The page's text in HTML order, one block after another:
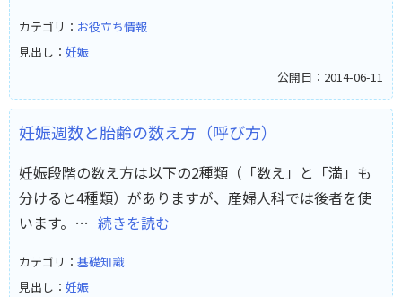
カテゴリ： お役立ち情報
見出し： 妊娠
公開日：2014-06-11
妊娠週数と胎齢の数え方（呼び方）
妊娠段階の数え方は以下の2種類（「数え」と「満」も
分けると4種類）がありますが、産婦人科では後者を使
います。… 続きを読む
カテゴリ： 基礎知識
見出し： 妊娠